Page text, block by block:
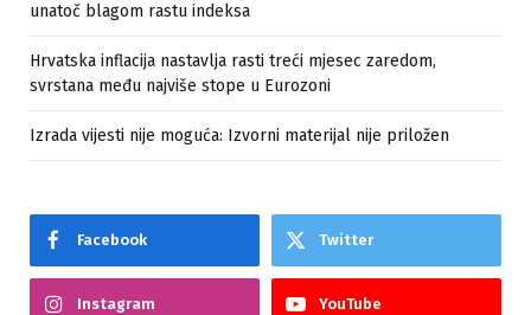
unatoč blagom rastu indeksa
Hrvatska inflacija nastavlja rasti treći mjesec zaredom,
svrstana među najviše stope u Eurozoni
Izrada vijesti nije moguća: Izvorni materijal nije priložen
Facebook Twitter
Instagram YouTube